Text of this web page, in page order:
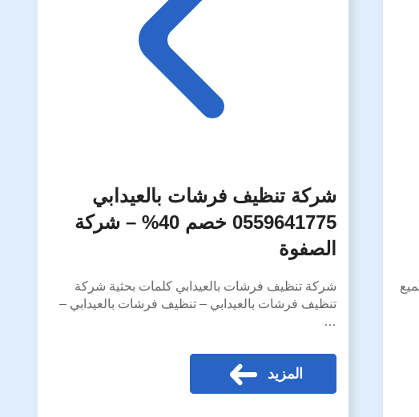
شركة تنظيف فرشات بالعيدابي
0559641775 خصم 40% – شركة
الصفوة
شركة تنظيف فرشات بالعيدابي كلمات بحثية شركة
تنظيف فرشات بالعيدابي – تنظيف فرشات بالعيدابي –
…
المزيد